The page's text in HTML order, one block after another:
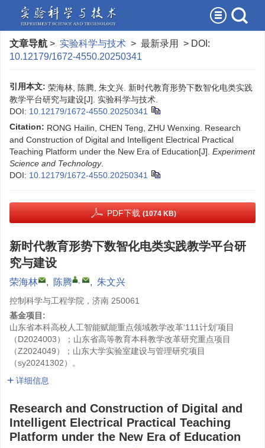
文章导航 > 实验科学与技术 > 最新录用 > DOI:
10.12179/1672-4550.20250341
引用本文: 荣海林, 陈腾, 朱文兴. 新时代教育形势下数智化电类实践
教学平台研究与建设[J]. 实验科学与技术.
DOI: 10.12179/1672-4550.20250341
Citation: RONG Hailin, CHEN Teng, ZHU Wenxing. Research
and Construction of Digital and Intelligent Electrical Practical
Teaching Platform under the New Era of Education[J]. Experiment
Science and Technology.
DOI: 10.12179/1672-4550.20250341
PDF下载 (1074 KB)
新时代教育形势下数智化电类实践教学平台研
究与建设
荣海林 , 陈腾 , , 朱文兴
控制科学与工程学院，济南 250061
基金项目:
山东省本科高校人工智能赋能重点领域教学改革‘111计划’项目
（D2024003）；山东省高等教育本科教学改革研究重点项目
（Z2024049）；山东大学实验室建设与管理研究项目
（sy20241302）。
详细信息
Research and Construction of Digital and
Intelligent Electrical Practical Teaching
Platform under the New Era of Education